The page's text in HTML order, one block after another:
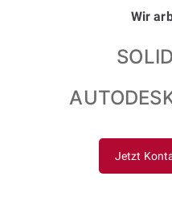
Wir
Jetzt